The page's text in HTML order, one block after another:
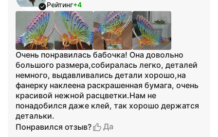
Рейтинг+4
Очень понравилась бабочка! Она довольно
большого размера,собиралась легко, деталей
немного, выдавливались детали хорошо,на
фанерку наклеена раскрашенная бумага, очень
красивой нежной расцветки.Нам не
понадобился даже клей, так хорошо держатся
детальки.
Понравился отзыв?
Да